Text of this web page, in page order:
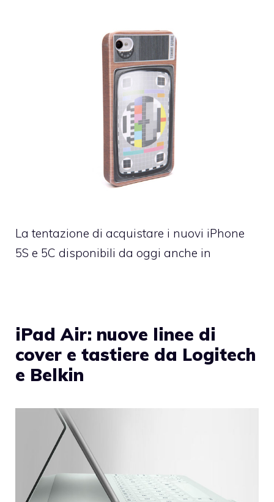
La tentazione di acquistare i nuovi iPhone
5S e 5C disponibili da oggi anche in
iPad Air: nuove linee di
cover e tastiere da Logitech
e Belkin